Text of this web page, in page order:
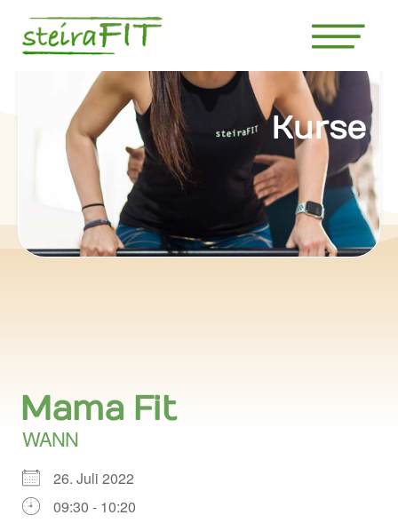
Kurse
Mama Fit
WANN
26. Juli 2022
09:30 - 10:20